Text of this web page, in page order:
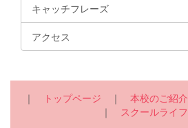
キャッチフレーズ
アクセス
｜ トップページ ｜ 本校のご紹介
｜ スクールライフ